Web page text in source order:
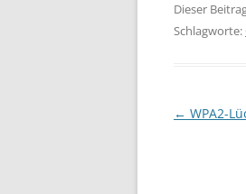
Dieser
Schlagworte:
← WPA2-